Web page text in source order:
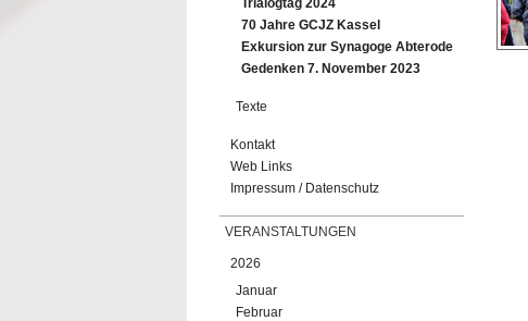
Trialogtag 2024
70 Jahre GCJZ Kassel
Exkursion zur Synagoge Abterode
Gedenken 7. November 2023
Texte
Kontakt
Web Links
Impressum / Datenschutz
VERANSTALTUNGEN
2026
Januar
Februar